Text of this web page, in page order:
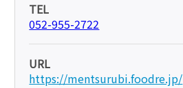
TEL
052-955-2722
URL
https://mentsurubi.foodre.jp/